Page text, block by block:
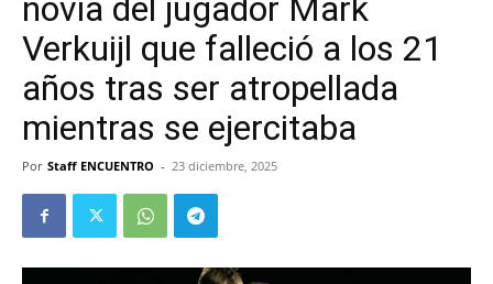
novia del jugador Mark
Verkuijl que falleció a los 21
años tras ser atropellada
mientras se ejercitaba
Por Staff ENCUENTRO - 23 diciembre, 2025